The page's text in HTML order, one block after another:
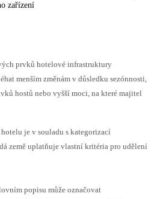
zařízení
prvků hotelové infrastruktury
menším změnám v důsledku sezónnosti,
hostů nebo vyšší moci, na které majitel
je v souladu s kategorizací
země uplatňuje vlastní kritéria pro udělení
popisu může označovat